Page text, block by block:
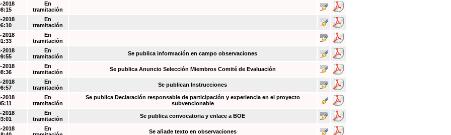
2018
En
tramitación
2018
En
tramitación
2018
En
tramitación
2018
En
tramitación
Se publica información en campo observaciones
2018
En
tramitación
Se publica Anuncio Selección Miembros Comité de Evaluación
2018
En
tramitación
Se publican Instrucciones
2018
En
tramitación
Se publica Declaración responsable de participación y experiencia en el proyecto
subvencionable
2018
En
tramitación
Se publica convocatoria y enlace a BOE
2018
En
Se añade texto en observaciones